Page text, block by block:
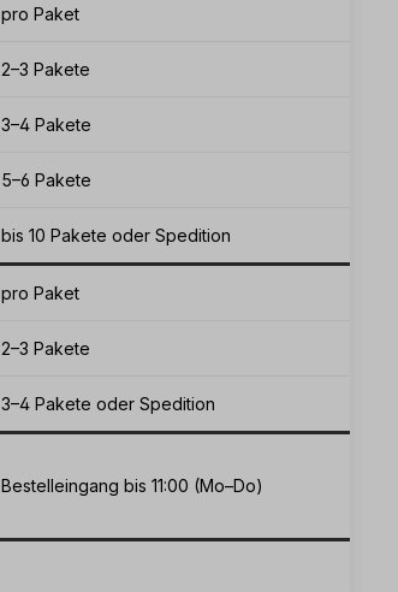
pro Paket
2–3 Pakete
3–4 Pakete
5–6 Pakete
bis 10 Pakete oder Spedition
pro Paket
2–3 Pakete
3–4 Pakete oder Spedition
Bestelleingang bis 11:00 (Mo–Do)